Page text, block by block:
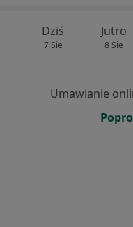
Dziś
7 Sie
Jutro
8 Sie
Umawianie